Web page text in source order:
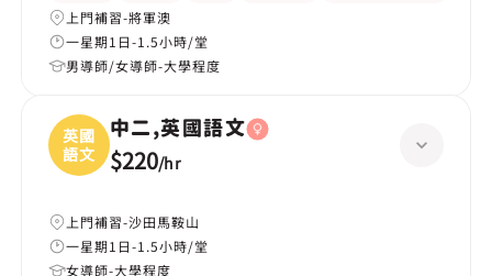
上門補習-將軍澳
一星期1日-1.5小時/堂
男導師/女導師-大學程度
英國
語文
中二,英國語文
$220/hr
上門補習-沙田馬鞍山
一星期1日-1.5小時/堂
女導師-大學程度